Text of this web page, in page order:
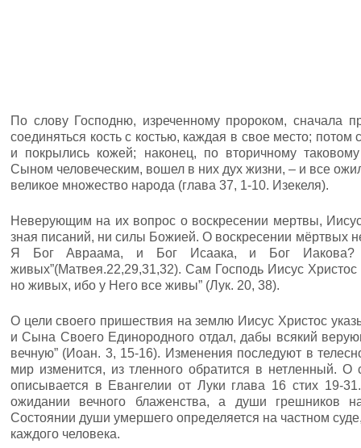
По слову Господню, изреченному пророком, сначала
соединяться кость с костью, каждая в свое место;
и покрылись кожей; наконец, по вторичному
Сыном человеческим, вошел в них дух жизни, – и все
великое множество народа (глава 37, 1-10. Изекеля).
Неверующим на их вопрос о воскресении мертвы, Иисус
зная писаний, ни силы Божией. О воскресении мёртвых
Я Бог Авраама, и Бог Исаака, и Бог
живых”(Матвея.22,29,31,32). Сам Господь Иисус Христос
но живых, ибо у Него все живы” (Лук. 20, 38).
О цели своего пришествия на землю Иисус Христос
и Сына Своего Единородного отдал, дабы всякий
вечную” (Иоан. 3, 15-16). Изменения последуют в
мир изменится, из тленного обратится в нетленный.
описывается в Евангелии от Луки глава 16 стих 19-
ожидании вечного блаженства, а души грешников
Состоянии души умершего определяется на частном
каждого человека.